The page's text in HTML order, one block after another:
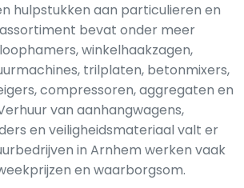
hulpstukken aan particulieren en
bevat onder meer
winkelhaakzagen,
trilplaten, betonmixers,
compressoren, aggregaten en
van aanhangwagens,
en veiligheidsmateriaal valt er
in Arnhem werken vaak
en waarborgsom.